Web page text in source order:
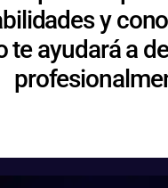
y
te ayudará a